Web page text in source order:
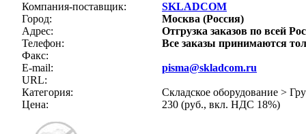
Компания-поставщик:
SKLADCOM
Город:
Москва (Россия)
Адрес:
Отгрузка заказов по всей
Телефон:
Все заказы принимаются
Факс:
E-mail:
pisma@skladcom.ru
URL:
Категория:
Складское оборудование >
Цена:
230 (руб., вкл. НДС 18%)